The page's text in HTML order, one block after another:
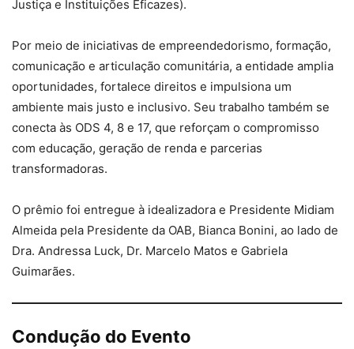
Justiça e Instituições Eficazes).
Por meio de iniciativas de empreendedorismo, formação,
comunicação e articulação comunitária, a entidade amplia
oportunidades, fortalece direitos e impulsiona um
ambiente mais justo e inclusivo. Seu trabalho também se
conecta às ODS 4, 8 e 17, que reforçam o compromisso
com educação, geração de renda e parcerias
transformadoras.
O prêmio foi entregue à idealizadora e Presidente Midiam
Almeida pela Presidente da OAB, Bianca Bonini, ao lado de
Dra. Andressa Luck, Dr. Marcelo Matos e Gabriela
Guimarães.
Condução do Evento